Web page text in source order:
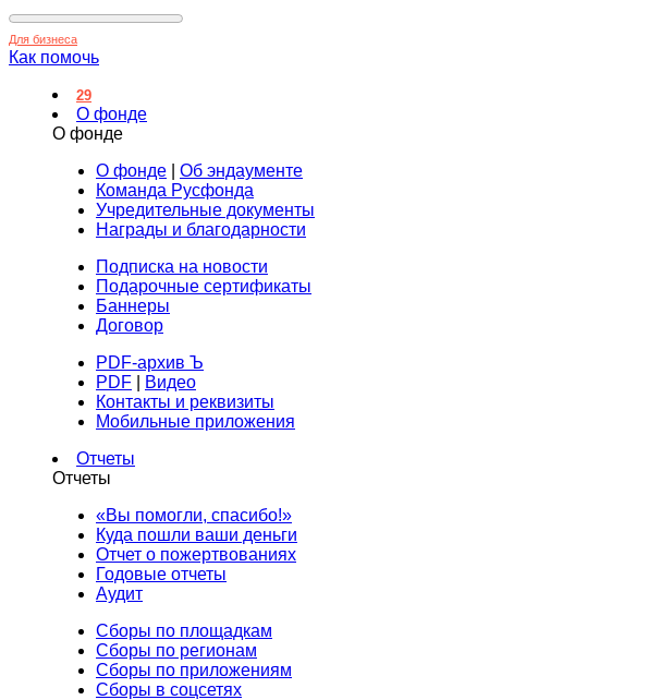
Для бизнеса
Как помочь
29
О фонде
О фонде
О фонде
Об эндаументе
Команда Русфонда
Учредительные документы
Награды и благодарности
Подписка на новости
Подарочные сертификаты
Баннеры
Договор
PDF-архив Ъ
PDF
Видео
Контакты и реквизиты
Мобильные приложения
Отчеты
Отчеты
«Вы помогли, спасибо!»
Куда пошли ваши деньги
Отчет о пожертвованиях
Годовые отчеты
Аудит
Сборы по площадкам
Сборы по регионам
Сборы по приложениям
Сборы в соцсетях